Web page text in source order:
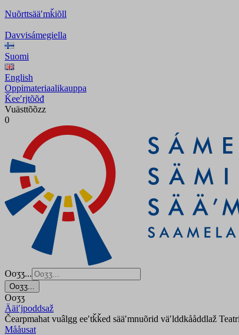
Nuõrttsääʹmǩiõll
Davvisámegiella
Suomi
English
Oppimateriaalikauppa
Ǩeeʹrjtõõđ
Vuästtõõzz
0
Ooʒʒ...
Ooʒʒ...
Ooʒʒ
Ääiʹjpoddsaž
Čearpmahat vuâlgg eeʹtǩǩed sääʹmnuõrid väʹlddkååddlaž
Mååusat